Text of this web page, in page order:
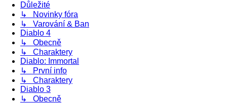
Důležité
↳ Novinky fóra
↳ Varování & Ban
Diablo 4
↳ Obecně
↳ Charaktery
Diablo: Immortal
↳ První info
↳ Charaktery
Diablo 3
↳ Obecně